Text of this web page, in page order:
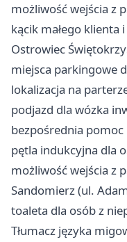
możliwość wejścia z
kącik małego klienta
Ostrowiec
miejsca parkingowe
lokalizacja na
podjazd dla wózka
bezpośrednia
pętla indukcyjna dla
możliwość wejścia z
Sandomierz (ul.
toaleta dla osób z
Tłumacz języka